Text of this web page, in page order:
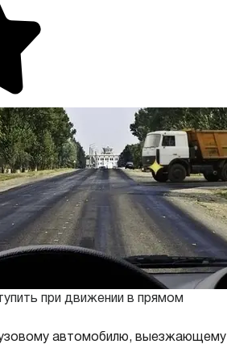
при движении в прямом
автомобилю, выезжающему